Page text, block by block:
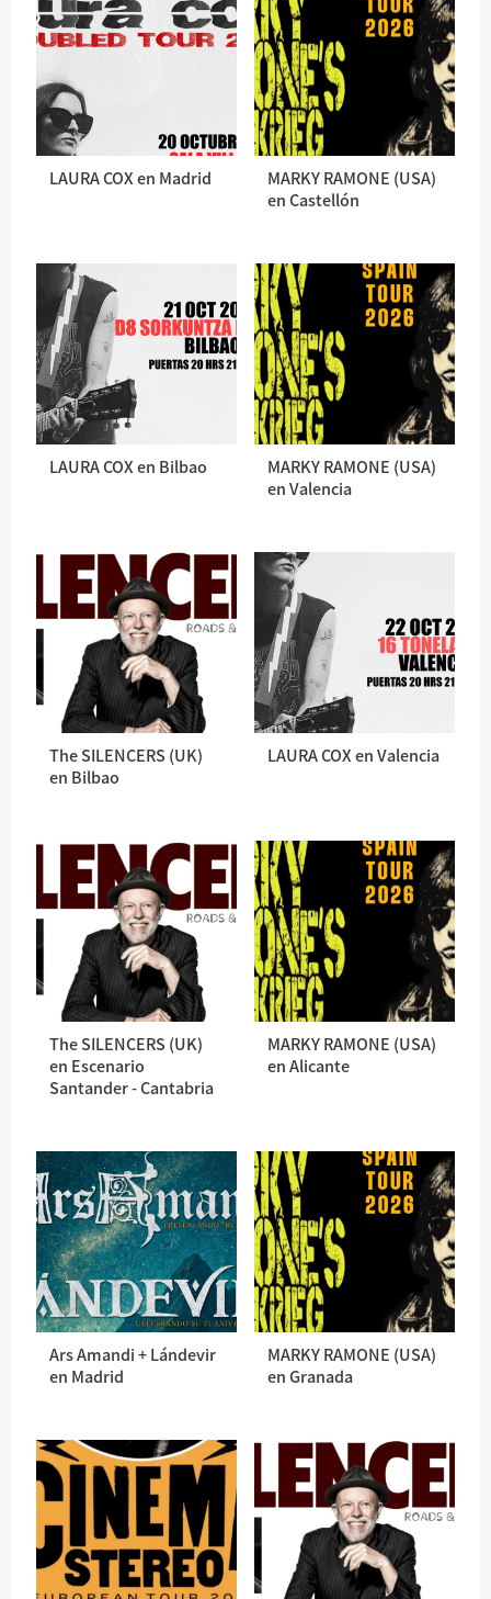
LAURA COX en Madrid
MARKY RAMONE (USA)
en Castellón
LAURA COX en Bilbao
MARKY RAMONE (USA)
en Valencia
The SILENCERS (UK)
en Bilbao
LAURA COX en Valencia
The SILENCERS (UK)
en Escenario
Santander - Cantabria
MARKY RAMONE (USA)
en Alicante
Ars Amandi + Lándevir
en Madrid
MARKY RAMONE (USA)
en Granada